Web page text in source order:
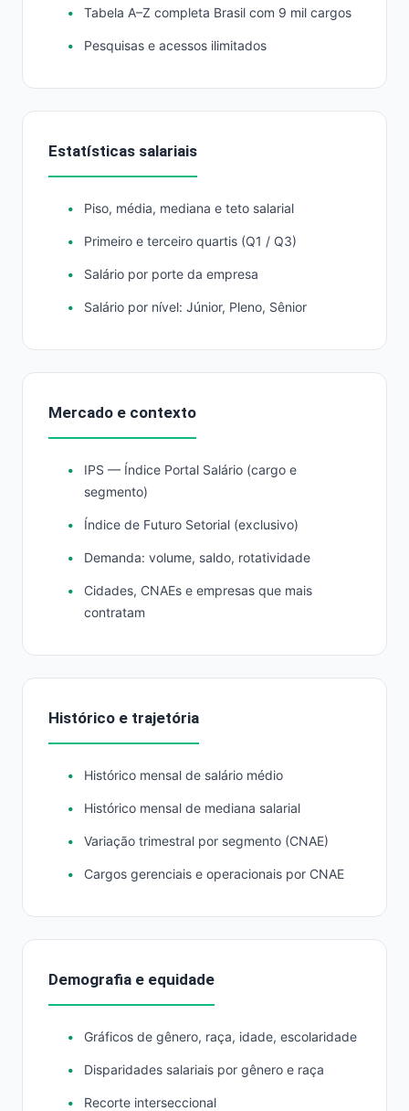
Tabela A–Z completa Brasil com 9 mil cargos
Pesquisas e acessos ilimitados
Estatísticas salariais
Piso, média, mediana e teto salarial
Primeiro e terceiro quartis (Q1 / Q3)
Salário por porte da empresa
Salário por nível: Júnior, Pleno, Sênior
Mercado e contexto
IPS — Índice Portal Salário (cargo e
segmento)
Índice de Futuro Setorial (exclusivo)
Demanda: volume, saldo, rotatividade
Cidades, CNAEs e empresas que mais
contratam
Histórico e trajetória
Histórico mensal de salário médio
Histórico mensal de mediana salarial
Variação trimestral por segmento (CNAE)
Cargos gerenciais e operacionais por CNAE
Demografia e equidade
Gráficos de gênero, raça, idade, escolaridade
Disparidades salariais por gênero e raça
Recorte interseccional